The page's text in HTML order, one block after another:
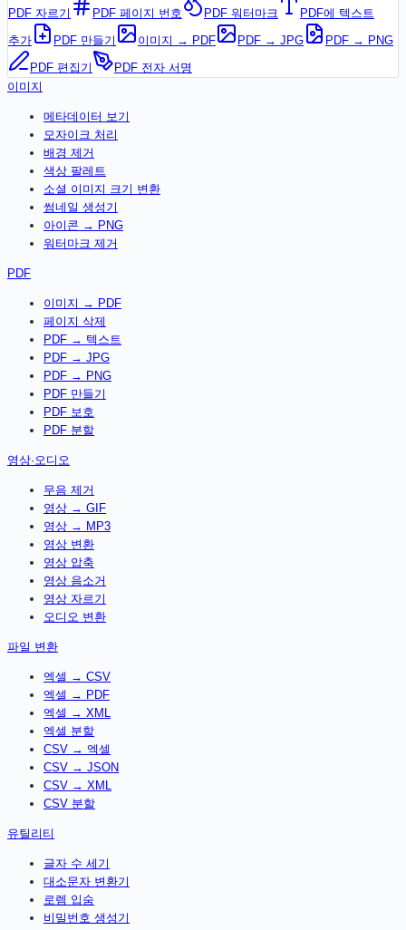
PDF 자르기
PDF 페이지 번호 PDF 워터마크
PDF에 텍스트
추가
PDF 만들기 이미지 → PDF PDF → JPG
PDF → PNG
PDF 편집기
PDF 전자 서명
이미지
메타데이터 보기
모자이크 처리
배경 제거
색상 팔레트
소셜 이미지 크기 변환
썸네일 생성기
아이콘 → PNG
워터마크 제거
PDF
이미지 → PDF
페이지 삭제
PDF → 텍스트
PDF → JPG
PDF → PNG
PDF 만들기
PDF 보호
PDF 분할
영상·오디오
무음 제거
영상 → GIF
영상 → MP3
영상 변환
영상 압축
영상 음소거
영상 자르기
오디오 변환
파일 변환
엑셀 → CSV
엑셀 → PDF
엑셀 → XML
엑셀 분할
CSV → 엑셀
CSV → JSON
CSV → XML
CSV 분할
유틸리티
글자 수 세기
대소문자 변환기
로렘 입숨
비밀번호 생성기